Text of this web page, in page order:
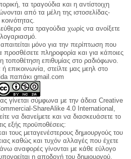
τα τραγούδια και η αντίστοιχη
από τα μέλη της ιστοσελίδας-
κοινότητας.
στα τραγούδια χωρίς να ανοίξετε
λογαριασμό.
μόνο για την περίπτωση που
προσθέσετε πληροφορία και για κάποιες
τοποθέτηση επιθυμίας στο ραδιόφωνο.
επικοινωνία, στείλτε μας μεηλ στο
παπάκι gmail.com
γίνεται σύμφωνα με την άδεια Creative
ShareAlike 4.0 International,
να διανείμετε και να διασκευάσετε το
εξής προϋποθέσεις:
τους μεταγενέστερους δημιουργούς του
καθώς και τυχόν αλλαγές που έχετε
αναφορές γίνονται με κάθε εύλογο
η αποδοχή του δημιουργού.